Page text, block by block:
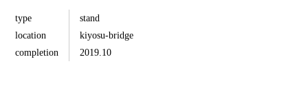
type
stand
location
kiyosu-bridge
completion
2019.10